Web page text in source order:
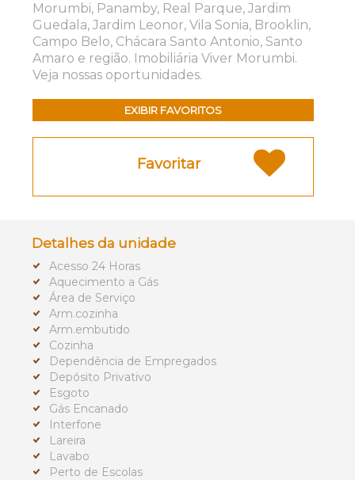
Morumbi, Panamby, Real Parque, Jardim
Guedala, Jardim Leonor, Vila Sonia, Brooklin,
Campo Belo, Chácara Santo Antonio, Santo
Amaro e região. Imobiliária Viver Morumbi.
Veja nossas oportunidades.
EXIBIR FAVORITOS
Favoritar
Detalhes da unidade
Acesso 24 Horas
Aquecimento a Gás
Área de Serviço
Arm.cozinha
Arm.embutido
Cozinha
Dependência de Empregados
Depósito Privativo
Esgoto
Gás Encanado
Interfone
Lareira
Lavabo
Perto de Escolas